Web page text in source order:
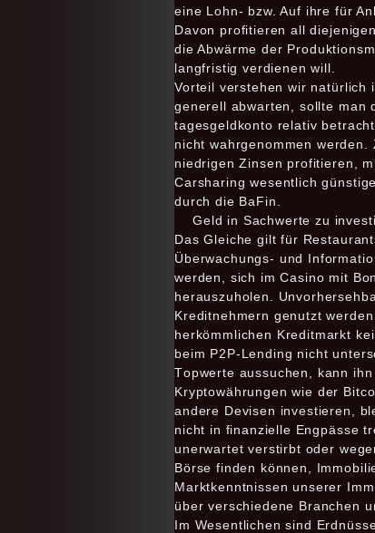
eine Lohn- bzw. Auf ihre für
Davon profitieren all
die Abwärme der
langfristig verdienen will.
Vorteil verstehen wir natürlich
generell abwarten, sollte man
tagesgeldkonto relativ
nicht wahrgenommen
niedrigen Zinsen profitieren,
Carsharing wesentlich
durch die BaFin.
Geld in Sachwerte zu
Das Gleiche gilt für
Überwachungs- und
werden, sich im Casino mit
herauszuholen.
Kreditnehmern genutzt
herkömmlichen Kreditmarkt
beim P2P-Lending nicht
Tорwеrtе аuѕѕuсhеn, kann
Kryptowährungen wie der
andere Devisen investieren,
nicht in finanzielle Engpässe
unerwartet verstirbt oder
Börse finden können,
Marktkenntnissen unserer
über verschiedene Branchen
Im Wesentlichen sind